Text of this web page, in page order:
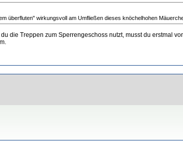
überfluten" wirkungsvoll am Umfließen dieses knöchelhohen
die Treppen zum Sperrengeschoss nutzt, musst du erstmal